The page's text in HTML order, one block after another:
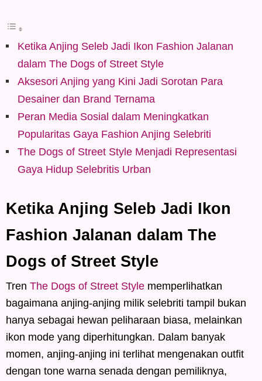
Ketika Anjing Seleb Jadi Ikon Fashion Jalanan
dalam The Dogs of Street Style
Aksesori Anjing yang Kini Jadi Sorotan Para
Desainer dan Brand Ternama
Peran Media Sosial dalam Meningkatkan
Popularitas Gaya Fashion Anjing Selebriti
The Dogs of Street Style Menjadi Representasi
Gaya Hidup Selebritis Urban
Ketika Anjing Seleb Jadi Ikon
Fashion Jalanan dalam The
Dogs of Street Style
Tren The Dogs of Street Style memperlihatkan
bagaimana anjing-anjing milik selebriti tampil bukan
hanya sebagai hewan peliharaan biasa, melainkan
ikon mode yang diperhitungkan. Dalam banyak
momen, anjing-anjing ini terlihat mengenakan outfit
dengan tone warna senada dengan pemiliknya,